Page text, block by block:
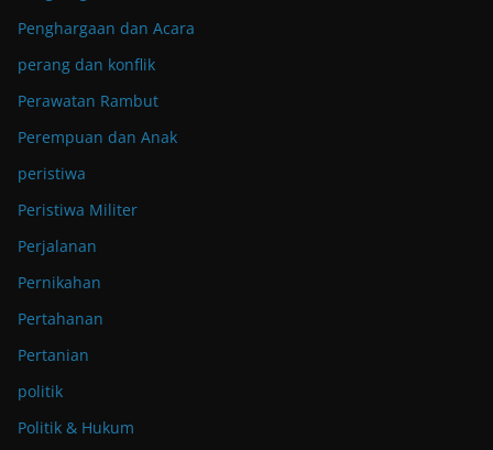
Penghargaan dan Acara
perang dan konflik
Perawatan Rambut
Perempuan dan Anak
peristiwa
Peristiwa Militer
Perjalanan
Pernikahan
Pertahanan
Pertanian
politik
Politik & Hukum